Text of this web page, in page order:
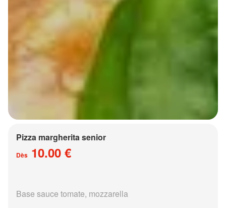
Pizza margherita senior
Dès 10.00 €
Base sauce tomate, mozzarella